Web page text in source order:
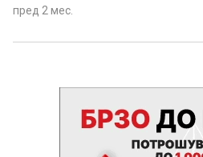
парична казна од 3.500 евра
пред 2 мес.